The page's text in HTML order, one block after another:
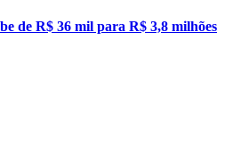
de R$ 36 mil para R$ 3,8 milhões